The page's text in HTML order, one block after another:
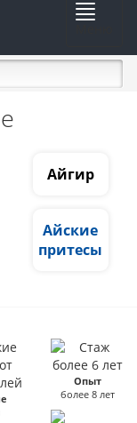
Айгир
Айские
притесы
Опыт
более 8 лет